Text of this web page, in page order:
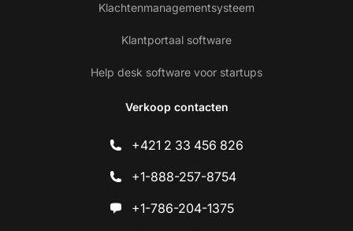
Klachtenmanagementsysteem
Klantportaal software
Help desk software voor startups
Verkoop contacten
+421 2 33 456 826
+1-888-257-8754
+1-786-204-1375